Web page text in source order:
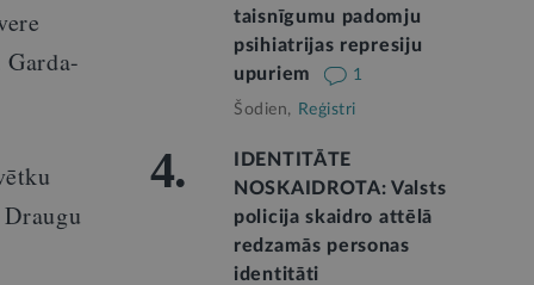
taisnīgumu padomju
psihiatrijas represiju
upuriem
1
Šodien, Reģistri
4.
IDENTITĀTE
NOSKAIDROTA: Valsts
policija skaidro attēlā
redzamās personas
identitāti